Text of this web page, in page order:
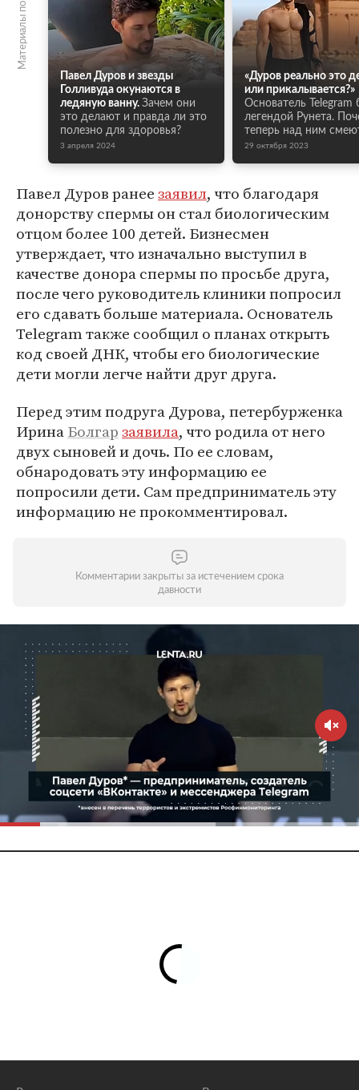
Материалы по теме
Павел Дуров и звезды
Голливуда окунаются в
ледяную ванну. Зачем они
это делают и правда ли это
полезно для здоровья?
3 апреля 2024
«Дуров реально это
или прикалывается?»
Основатель Telegram
легендой Рунета.
теперь над ним
29 октября 2023
Павел Дуров ранеезаявил, что благодаря
донорству спермы он стал биологическим
отцом более 100 детей. Бизнесмен
утверждает, что изначально выступил в
качестве донора спермы по просьбе друга,
после чего руководитель клиники попросил
его сдавать больше материала. Основатель
Telegram также сообщил о планах открыть
код своей ДНК, чтобы его биологические
дети могли легче найти друг друга.
Перед этим подруга Дурова, петербурженка
ИринаБолгарзаявила, что родила от него
двух сыновей и дочь. По ее словам,
обнародовать эту информацию ее
попросили дети. Сам предприниматель эту
информацию не прокомментировал.
Комментарии закрыты за истечением срока
давности